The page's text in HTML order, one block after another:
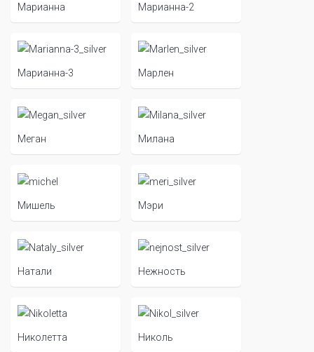
Марианна Марианна-2
Марианна-3 Марлен
Меган Милана
Мишель Мэри
Натали Нежность
Николетта Николь